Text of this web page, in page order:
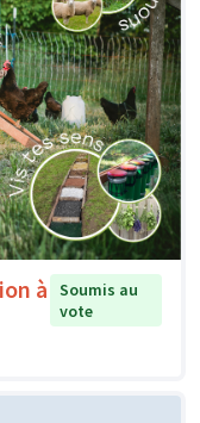
à
Soumis au
vote